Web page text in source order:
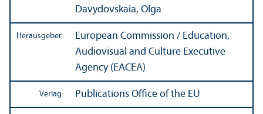
Davydovskaia, Olga
Herausgeber:
European Commission / Education,
Audiovisual and Culture Executive
Agency (EACEA)
Verlag: Publications Office of the EU